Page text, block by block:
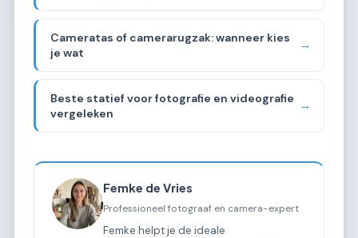
Cameratas of camerarugzak: wanneer kies
je wat
→
Beste statief voor fotografie en videografie
vergeleken
→
Femke de Vries
Professioneel fotograaf en camera-expert
Femke helpt je de ideale